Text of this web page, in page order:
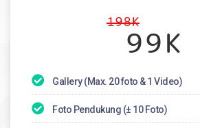
198K
99K
Gallery (Max. 20 foto & 1 Video)
Foto Pendukung (± 10 Foto)